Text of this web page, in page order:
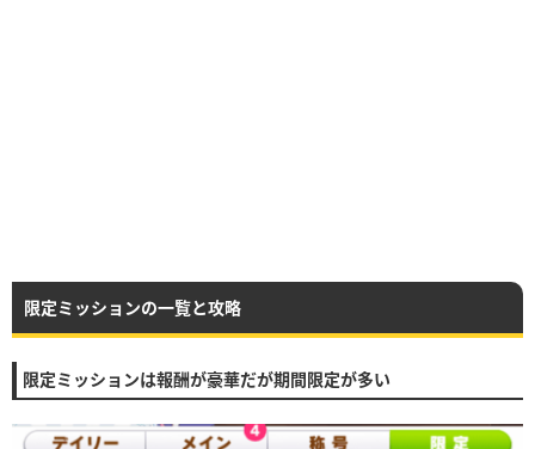
限定ミッションの一覧と攻略
限定ミッションは報酬が豪華だが期間限定が多い